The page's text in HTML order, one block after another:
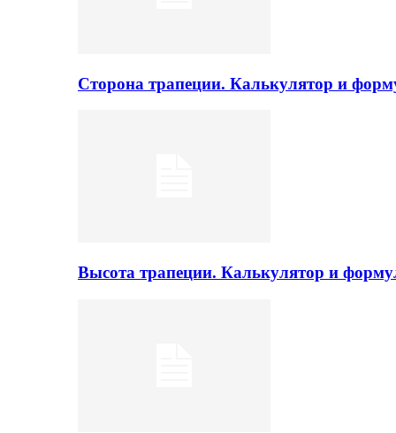
Сторона трапеции. Калькулятор и
Высота трапеции. Калькулятор и